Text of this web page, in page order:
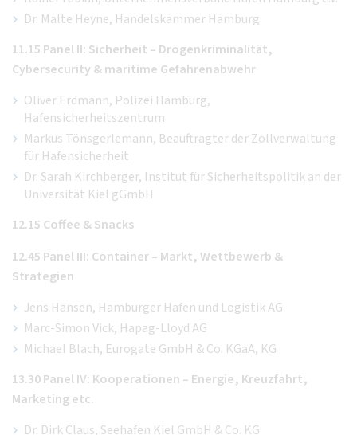
Dr. Malte Heyne, Handelskammer Hamburg
11.15 Panel II: Sicherheit – Drogenkriminalität,
Cybersecurity & maritime Gefahrenabwehr
Oliver Erdmann, Polizei Hamburg,
Hafensicherheitszentrum
Markus Tönsgerlemann, Beauftragter der Zollverwaltung
für Hafensicherheit
Dr. Sarah Kirchberger, Institut für Sicherheitspolitik an der
Universität Kiel gGmbH
12.15 Coffee & Snacks
12.45 Panel III: Container – Markt, Wettbewerb &
Strategien
Jens Hansen, Hamburger Hafen und Logistik AG
Marc-Simon Vick, Hapag-Lloyd AG
Michael Blach, Eurogate GmbH & Co. KGaA, KG
13.30 Panel IV: Kooperationen – Energie, Kreuzfahrt,
Marketing etc.
Dr. Dirk Claus, Seehafen Kiel GmbH & Co. KG